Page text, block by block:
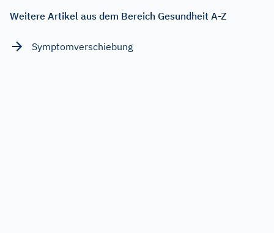
Weitere Artikel aus dem Bereich Gesundheit A-Z
Symptomverschiebung